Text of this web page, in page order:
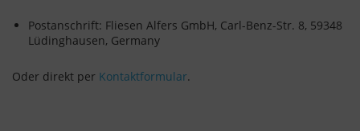
Postanschrift: Fliesen Alfers GmbH, Carl-Benz-Str. 8, 59348
Lüdinghausen, Germany
Oder direkt per Kontaktformular.